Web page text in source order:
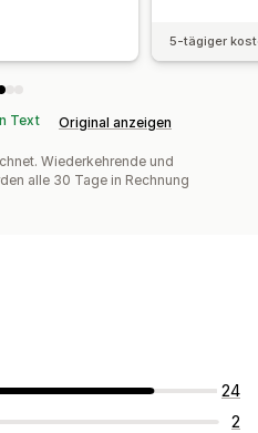
5-tägiger
Text Original anzeigen
Wiederkehrende und
alle 30 Tage in Rechnung
24
2